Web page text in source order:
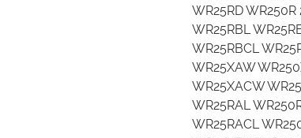
WR25RD
WR25RBL
WR25RBCL
WR25XAW
WR25XACW
WR25RAL
WR25RACL